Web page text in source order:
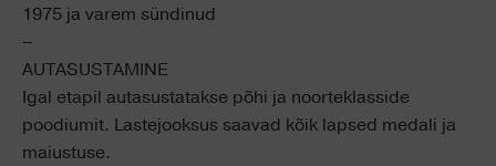
1975 ja varem sündinud
–
AUTASUSTAMINE
Igal etapil autasustatakse põhi ja noorteklasside
poodiumit. Lastejooksus saavad kõik lapsed medali ja
maiustuse.